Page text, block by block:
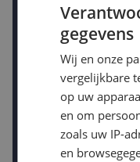
Krijg een seintje
Gewenste daling of
-5% -10% -
gegevens
Wij en onze
vergelijkbare
op uw
en om
zoals uw IP-
en